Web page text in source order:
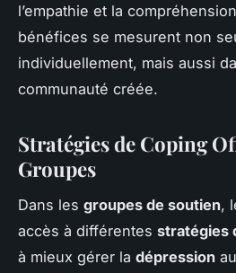
l’empathie et la
bénéfices se mesurent non
individuellement, mais aussi
communauté créée.
Stratégies de Coping
Groupes
Dans les groupes de soutien,
accès à différentes stratégies
à mieux gérer la dépression